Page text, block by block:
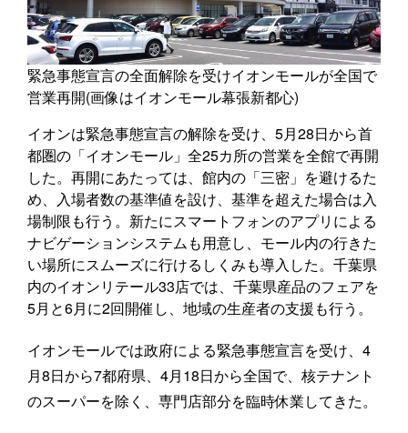
緊急事態宣言の全面解除を受けイオンモールが全国で
営業再開(画像はイオンモール幕張新都心)
イオンは緊急事態宣言の解除を受け、5月28日から首
都圏の「イオンモール」全25カ所の営業を全館で再開
した。再開にあたっては、館内の「三密」を避けるた
め、入場者数の基準値を設け、基準を超えた場合は入
場制限も行う。新たにスマートフォンのアプリによる
ナビゲーションシステムも用意し、モール内の行きた
い場所にスムーズに行けるしくみも導入した。千葉県
内のイオンリテール33店では、千葉県産品のフェアを
5月と6月に2回開催し、地域の生産者の支援も行う。
イオンモールでは政府による緊急事態宣言を受け、4
月8日から7都府県、4月18日から全国で、核テナント
のスーパーを除く、専門店部分を臨時休業してきた。